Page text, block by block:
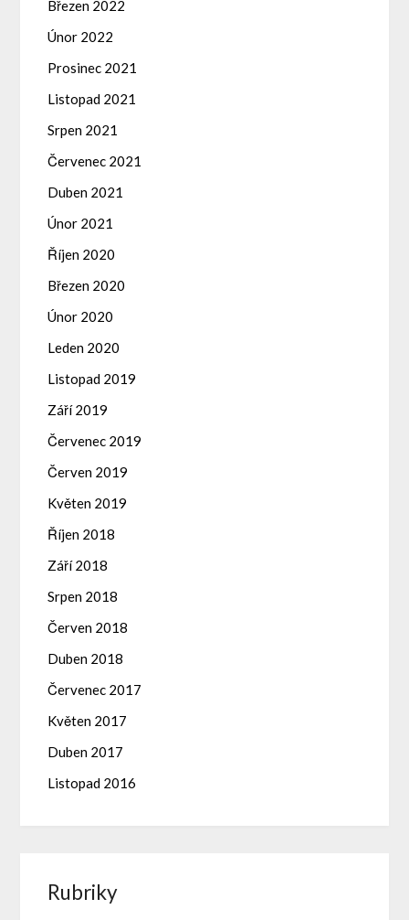
Březen 2022
Únor 2022
Prosinec 2021
Listopad 2021
Srpen 2021
Červenec 2021
Duben 2021
Únor 2021
Říjen 2020
Březen 2020
Únor 2020
Leden 2020
Listopad 2019
Září 2019
Červenec 2019
Červen 2019
Květen 2019
Říjen 2018
Září 2018
Srpen 2018
Červen 2018
Duben 2018
Červenec 2017
Květen 2017
Duben 2017
Listopad 2016
Rubriky